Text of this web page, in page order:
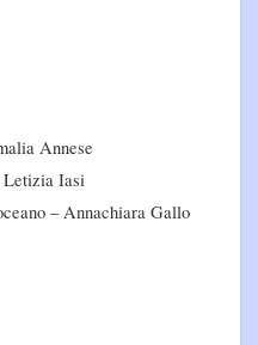
Annese
Letizia Iasi
– Annachiara Gallo